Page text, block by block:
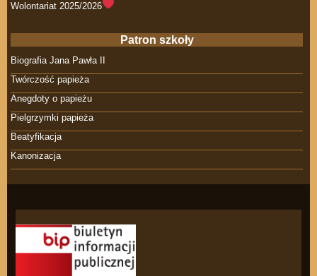
Wolontariat 2025/2026
Patron szkoły
Biografia Jana Pawła II
Twórczość papieża
Anegdoty o papieżu
Pielgrzymki papieża
Beatyfikacja
Kanonizacja